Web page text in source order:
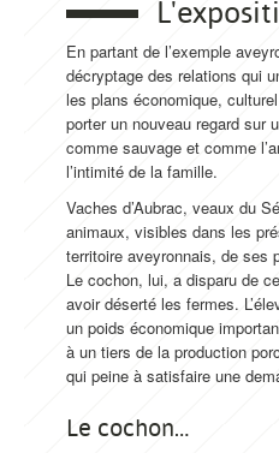
En partant de l’exemple
décryptage des relations qui
les plans économique,
porter un nouveau regard sur
comme sauvage et comme
l’intimité de la famille.
Vaches d’Aubrac, veaux du
animaux, visibles dans les
territoire aveyronnais, de ses
Le cochon, lui, a disparu de
avoir déserté les fermes.
un poids économique
à un tiers de la production
qui peine à satisfaire une
Le cochon…